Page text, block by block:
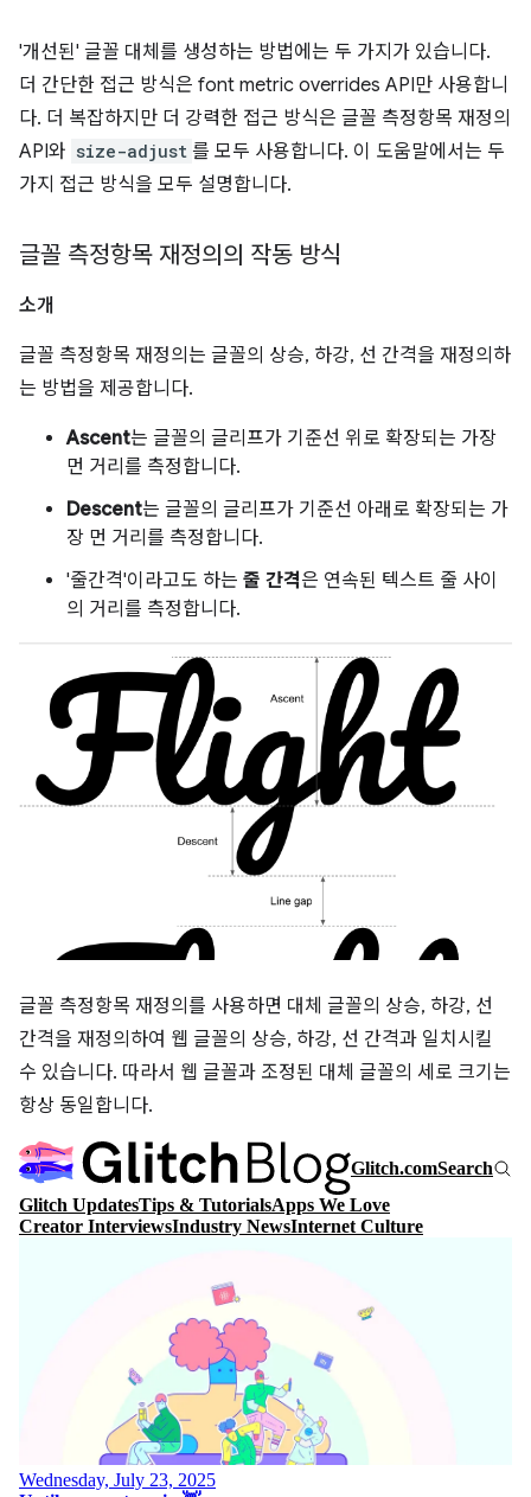
'개선된' 글꼴 대체를 생성하는 방법에는 두 가지가 있습니다.
더 간단한 접근 방식은 font metric overrides API만 사용합니
다. 더 복잡하지만 더 강력한 접근 방식은 글꼴 측정항목 재정의
API와 size-adjust 를 모두 사용합니다. 이 도움말에서는 두
가지 접근 방식을 모두 설명합니다.
글꼴 측정항목 재정의의 작동 방식
소개
글꼴 측정항목 재정의는 글꼴의 상승, 하강, 선 간격을 재정의하
는 방법을 제공합니다.
Ascent는 글꼴의 글리프가 기준선 위로 확장되는 가장
먼 거리를 측정합니다.
Descent는 글꼴의 글리프가 기준선 아래로 확장되는 가
장 먼 거리를 측정합니다.
'줄간격'이라고도 하는 줄 간격은 연속된 텍스트 줄 사이
의 거리를 측정합니다.
글꼴 측정항목 재정의를 사용하면 대체 글꼴의 상승, 하강, 선
간격을 재정의하여 웹 글꼴의 상승, 하강, 선 간격과 일치시킬
수 있습니다. 따라서 웹 글꼴과 조정된 대체 글꼴의 세로 크기는
항상 동일합니다.